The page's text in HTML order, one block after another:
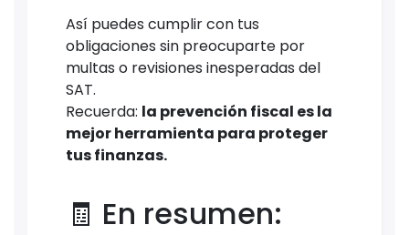
Así puedes cumplir con tus
obligaciones sin preocuparte por
multas o revisiones inesperadas del
SAT.
Recuerda: la prevención fiscal es la
mejor herramienta para proteger
tus finanzas.
🧾 En resumen: